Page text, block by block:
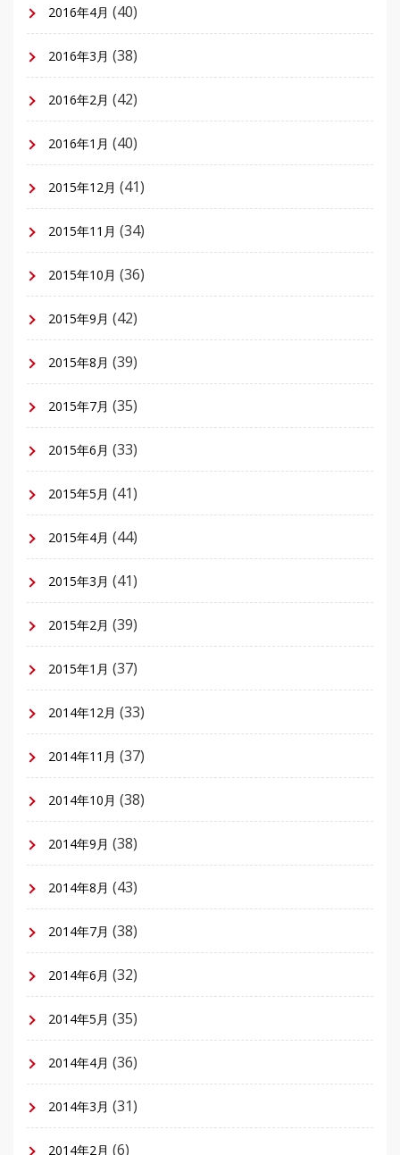
2016年4月 (40)
2016年3月 (38)
2016年2月 (42)
2016年1月 (40)
2015年12月 (41)
2015年11月 (34)
2015年10月 (36)
2015年9月 (42)
2015年8月 (39)
2015年7月 (35)
2015年6月 (33)
2015年5月 (41)
2015年4月 (44)
2015年3月 (41)
2015年2月 (39)
2015年1月 (37)
2014年12月 (33)
2014年11月 (37)
2014年10月 (38)
2014年9月 (38)
2014年8月 (43)
2014年7月 (38)
2014年6月 (32)
2014年5月 (35)
2014年4月 (36)
2014年3月 (31)
2014年2月 (6)